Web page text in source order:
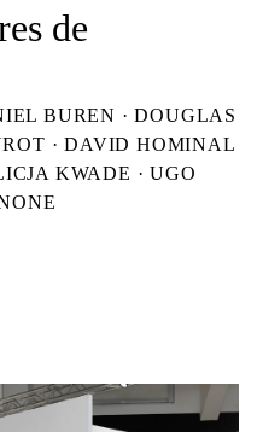
de
BUREN · DOUGLAS
· DAVID HOMINAL
KWADE · UGO